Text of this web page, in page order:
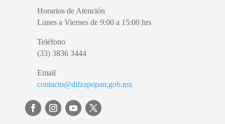
Horarios de Atención
Lunes a Viernes de 9:00 a 15:00 hrs
Teléfono
(33) 3836 3444
Email
contacto@difzapopan.gob.mx